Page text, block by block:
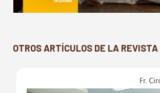
OTROS ARTÍCULOS DE LA REVISTA
Fr.